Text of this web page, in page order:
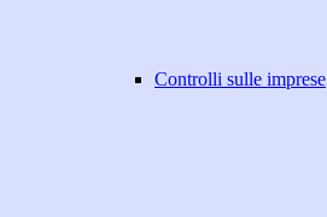
Controlli sulle imprese